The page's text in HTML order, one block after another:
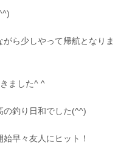
ら少しやって帰航となりま
ました^ ^
の釣り日和でした(^^)
早々友人にヒット！